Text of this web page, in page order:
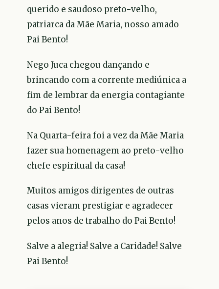
querido e saudoso preto-velho,
patriarca da Mãe Maria, nosso amado
Pai Bento!
Nego Juca chegou dançando e
brincando com a corrente mediúnica a
fim de lembrar da energia contagiante
do Pai Bento!
Na Quarta-feira foi a vez da Mãe Maria
fazer sua homenagem ao preto-velho
chefe espiritual da casa!
Muitos amigos dirigentes de outras
casas vieram prestigiar e agradecer
pelos anos de trabalho do Pai Bento!
Salve a alegria! Salve a Caridade! Salve
Pai Bento!